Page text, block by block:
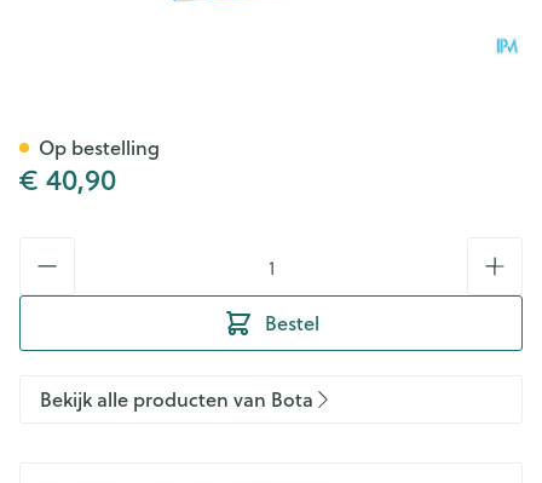
€ 40,90
Bestel
Op bestelling
Bekijk alle producten van Bota